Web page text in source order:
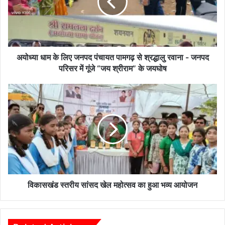
म
के
ज
पं
चा
य
त
पा
म
ग
अयोध्या धाम के लिए जनपद पंचायत पामगढ़ से श्रद्धालु रवाना - जनपद
परिसर में गूंजे “जय श्रीराम” के जयघोष
वि
का
स
खं
ड
स्त
री
सां
विकासखंड स्तरीय सांसद खेल महोत्सव का हुआ भव्य आयोजन